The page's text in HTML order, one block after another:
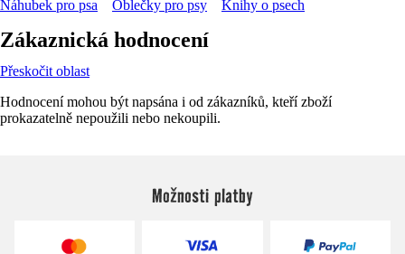
Náhubek pro psa Oblečky pro psy Knihy o psech
Zákaznická hodnocení
Přeskočit oblast
Hodnocení mohou být napsána i od zákazníků, kteří zboží
prokazatelně nepoužili nebo nekoupili.
Možnosti platby